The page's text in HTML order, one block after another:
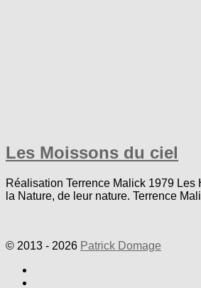
Les Moissons du ciel
Réalisation Terrence Malick 1979 Les
la Nature, de leur nature. Terrence
© 2013 - 2026 Patrick Domage